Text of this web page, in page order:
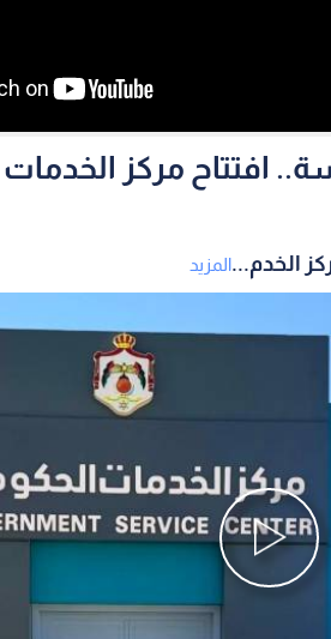
من 29 مؤسسة.. افتتاح مركز
المزيد